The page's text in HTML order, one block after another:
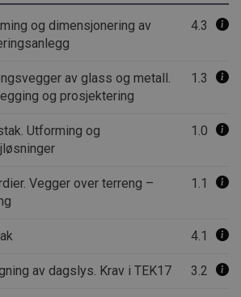
og dimensjonering av
4.3
av glass og metall.
og prosjektering
1.3
Utforming og
1.0
Vegger over terreng –
1.1
4.1
av dagslys. Krav i TEK17 3.2